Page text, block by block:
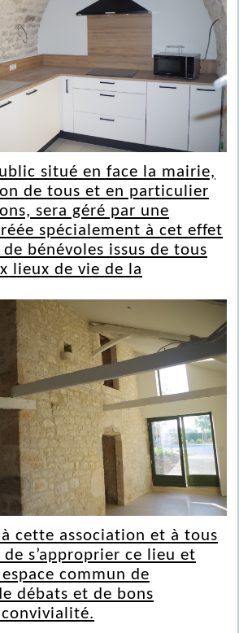
situé en face la mairie,
de tous et en particulier
sera géré par une
spécialement à cet effet
bénévoles issus de tous
lieux de vie de la
cette association et à tous
de s’approprier ce lieu et
commun de
débats et de bons